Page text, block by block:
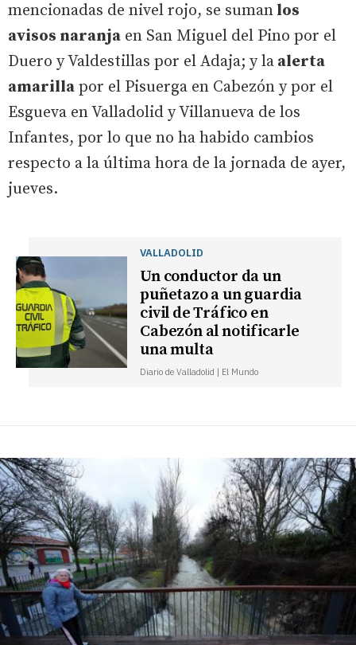
mencionadas de nivel rojo, se suman los
avisos naranja en San Miguel del Pino por el
Duero y Valdestillas por el Adaja; y la alerta
amarilla por el Pisuerga en Cabezón y por el
Esgueva en Valladolid y Villanueva de los
Infantes, por lo que no ha habido cambios
respecto a la última hora de la jornada de ayer,
jueves.
VALLADOLID
Un conductor da un
puñetazo a un guardia
civil de Tráfico en
Cabezón al notificarle
una multa
Diario de Valladolid | El Mundo